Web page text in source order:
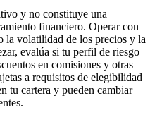
y no constituye una
financiero. Operar con
la volatilidad de los precios y la
evalúa si tu perfil de riesgo
en comisiones y otras
a requisitos de elegibilidad
tu cartera y pueden cambiar